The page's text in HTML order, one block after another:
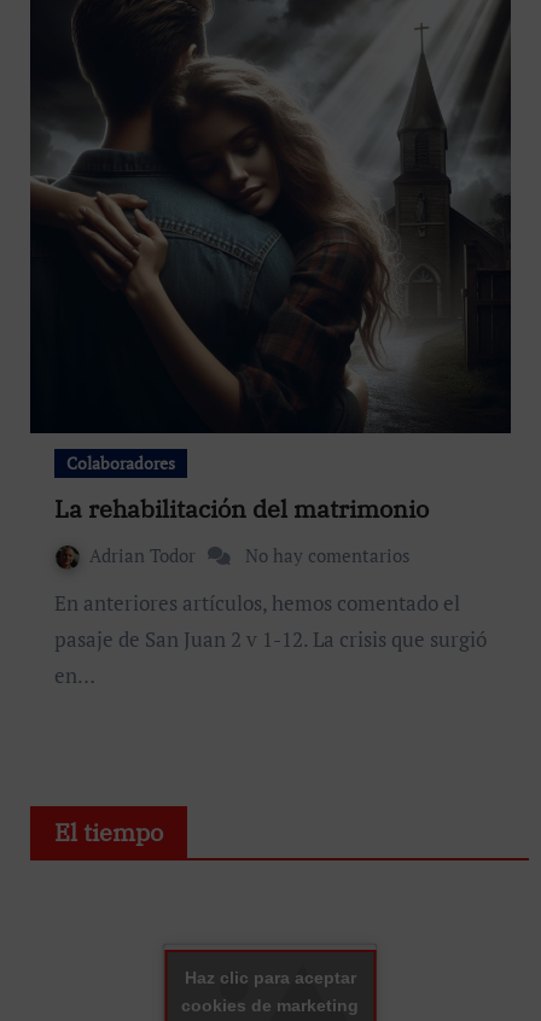
Colaboradores
La rehabilitación del matrimonio
Adrian Todor No hay comentarios
En anteriores artículos, hemos comentado el
pasaje de San Juan 2 v 1-12. La crisis que surgió
en…
El tiempo
Haz clic para aceptar
cookies de marketing